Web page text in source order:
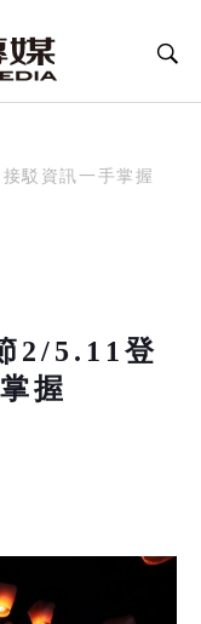
駁資訊一手掌握
2/5.11登
握